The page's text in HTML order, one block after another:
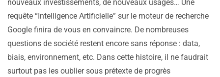
nouveaux investissements, de nouveaux usages… Une
requête “Intelligence Artificielle” sur le moteur de recherche
Google finira de vous en convaincre. De nombreuses
questions de société restent encore sans réponse : data,
biais, environnement, etc. Dans cette histoire, il ne faudrait
surtout pas les oublier sous prétexte de progrès